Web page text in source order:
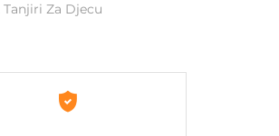
Tanjiri Za Djecu